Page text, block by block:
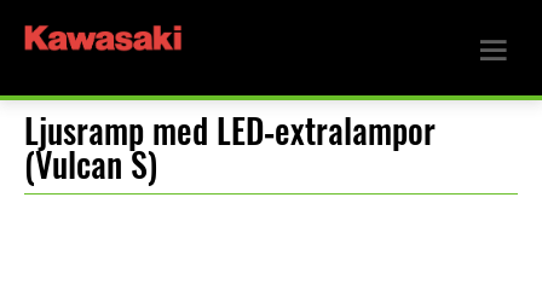
Ljusramp med LED‑extralampor
(Vulcan S)